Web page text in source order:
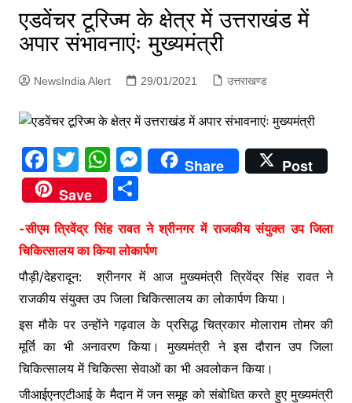
एडवेंचर टूरिज्म के क्षेत्र में उत्तराखंड में
अपार संभावनाएंः मुख्यमंत्री
NewsIndia Alert 29/01/2021 उत्तराखण्ड
F
a
c
e
b
o
o
k
T
w
itt
er
W
h
at
s
A
p
p
M
e
s
e
n
g
er
Share
Post
Save
S
ar
e
-सीएम त्रिवेंद्र सिंह रावत ने श्रीनगर में राजकीय संयुक्त उप जिला
चिकित्सालय का किया लोकार्पण
पौड़ी/देहरादून: श्रीनगर में आज मुख्यमंत्री त्रिवेंद्र सिंह रावत ने
राजकीय संयुक्त उप जिला चिकित्सालय का लोकार्पण किया।
इस मौके पर उन्होंने गढ़वाल के प्रसिद्ध चित्रकार मोलाराम तोमर की
मूर्ति का भी अनावरण किया। मुख्यमंत्री ने इस दौरान उप जिला
चिकित्सालय में चिकित्सा सेवाओं का भी अवलोकन किया।
जीआईएनएटीआई के मैदान में जन समूह को संबोधित करते हुए मुख्यमंत्री